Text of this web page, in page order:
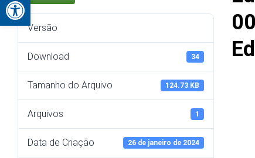
Versão
Download 34
Tamanho do Arquivo 124.73 KB
Arquivos 1
Data de Criação 26 de janeiro de 2024